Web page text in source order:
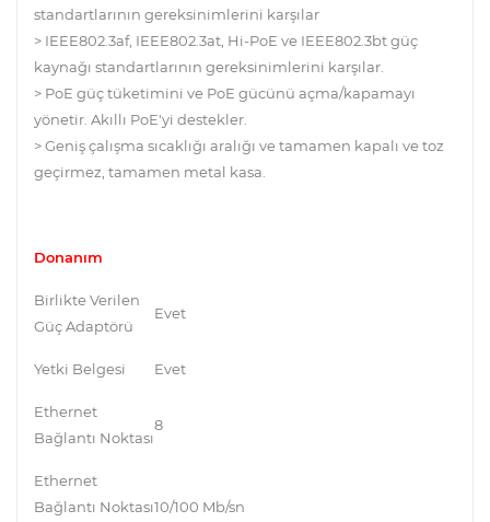
standartlarının gereksinimlerini karşılar
> IEEE802.3af, IEEE802.3at, Hi-PoE ve IEEE802.3bt güç
kaynağı standartlarının gereksinimlerini karşılar.
> PoE güç tüketimini ve PoE gücünü açma/kapamayı
yönetir. Akıllı PoE'yi destekler.
> Geniş çalışma sıcaklığı aralığı ve tamamen kapalı ve toz
geçirmez, tamamen metal kasa.
Donanım
Birlikte Verilen
Güç Adaptörü
Evet
Yetki Belgesi Evet
Ethernet
Bağlantı Noktası
8
Ethernet
Bağlantı Noktası10/100 Mb/sn